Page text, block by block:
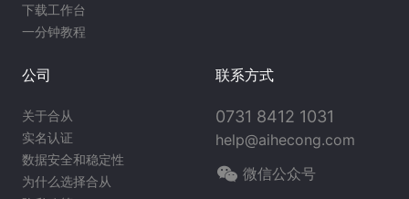
下载工作台
一分钟教程
公司
关于合从
实名认证
数据安全和稳定性
为什么选择合从
联系方式
0731 8412 1031
help@aihecong.com
微信公众号